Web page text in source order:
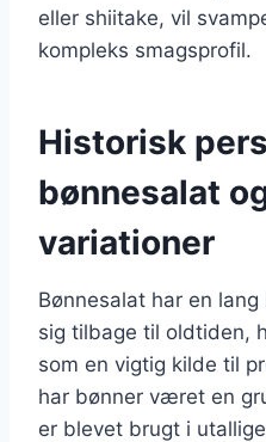
eller shiitake, vil
kompleks smagsprofil.
Historisk
bønnesalat
variationer
Bønnesalat har en
sig tilbage til oldtiden,
som en vigtig kilde til
har bønner været en
er blevet brugt i